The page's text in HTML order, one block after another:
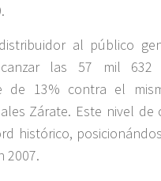
al público
las 57 mil 632
de 13% contra el
Zárate. Este nivel de
histórico,
2007.